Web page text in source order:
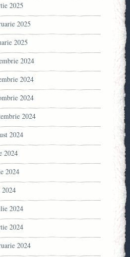
2025
2025
2025
2024
2024
2024
2024
2024
2024
2024
2024
2024
2024